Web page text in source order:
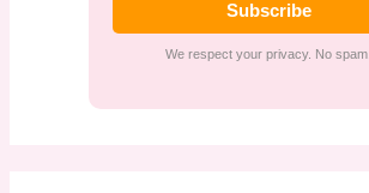
Subscribe
We respect your privacy. No spam.